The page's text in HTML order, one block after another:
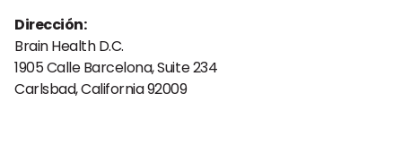
Dirección:
Brain Health D.C.
1905 Calle Barcelona, Suite 234
Carlsbad, California 92009